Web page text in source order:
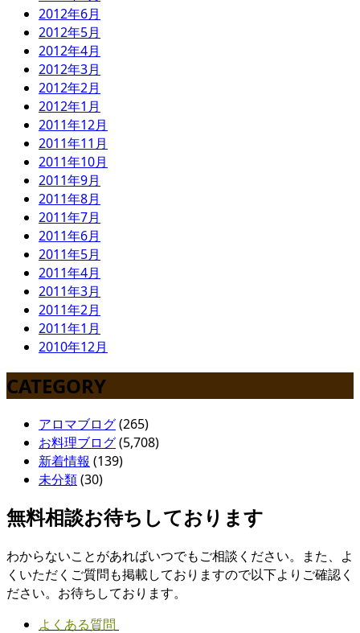
2012年6月
2012年5月
2012年4月
2012年3月
2012年2月
2012年1月
2011年12月
2011年11月
2011年10月
2011年9月
2011年8月
2011年7月
2011年6月
2011年5月
2011年4月
2011年3月
2011年2月
2011年1月
2010年12月
CATEGORY
アロマブログ(265)
お料理ブログ(5,708)
新着情報 (139)
未分類(30)
無料相談お待ちしております
わからないことがあればいつでもご相談ください。また、よ
くいただくご質問も掲載しておりますので以下よりご確認く
ださい。お待ちしております。
よくある質問